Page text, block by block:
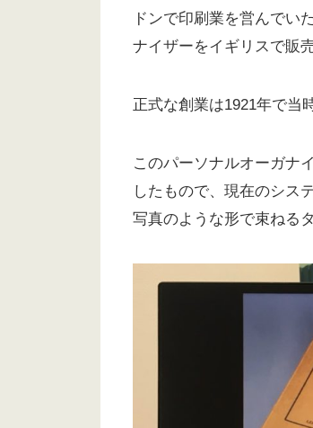
ドンで印刷業を営んでい
ナイザーをイギリスで販
正式な創業は1921年で当
このパーソナルオーガナ
したもので、現在のシス
写真のような形で束ねる